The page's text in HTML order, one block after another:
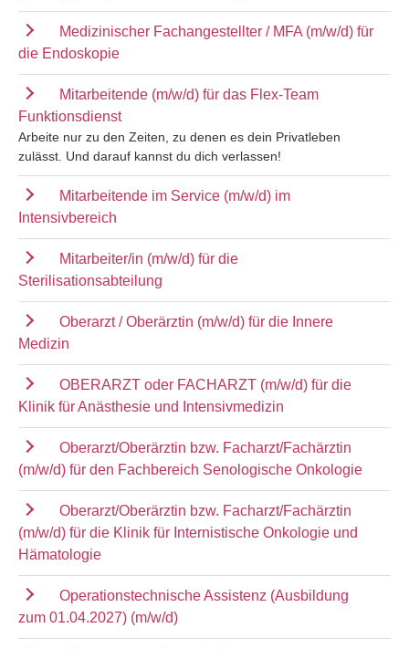
Medizinischer Fachangestellter / MFA (m/w/d) für
die Endoskopie
Mitarbeitende (m/w/d) für das Flex-Team
Funktionsdienst
Arbeite nur zu den Zeiten, zu denen es dein Privatleben
zulässt. Und darauf kannst du dich verlassen!
Mitarbeitende im Service (m/w/d) im
Intensivbereich
Mitarbeiter/in (m/w/d) für die
Sterilisationsabteilung
Oberarzt / Oberärztin (m/w/d) für die Innere
Medizin
OBERARZT oder FACHARZT (m/w/d) für die
Klinik für Anästhesie und Intensivmedizin
Oberarzt/Oberärztin bzw. Facharzt/Fachärztin
(m/w/d) für den Fachbereich Senologische Onkologie
Oberarzt/Oberärztin bzw. Facharzt/Fachärztin
(m/w/d) für die Klinik für Internistische Onkologie und
Hämatologie
Operationstechnische Assistenz (Ausbildung
zum 01.04.2027) (m/w/d)